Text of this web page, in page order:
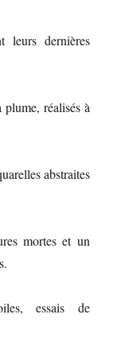
leurs dernières
réalisés à
abstraites
mortes et un
essais de